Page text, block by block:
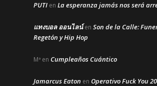
PUTI en La esperanza jamás nos será
แทงบอล ออนไลน์en Son de la Calle:
Regetón y Hip Hop
Mª en Cumpleaños Cuántico
Jamarcus Eaton en Operativo Fuck You